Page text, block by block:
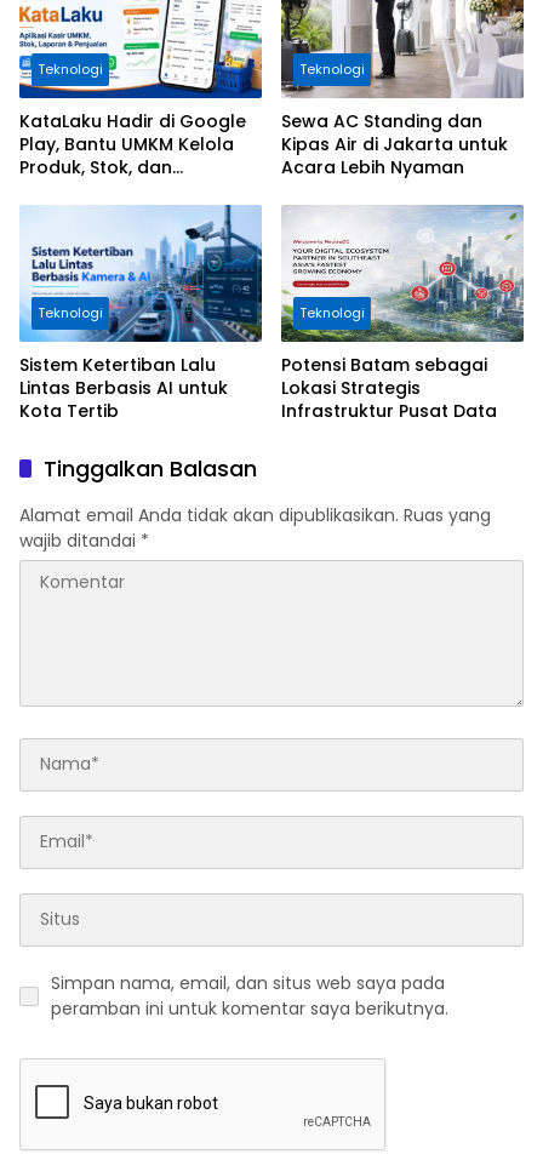
Teknologi
KataLaku Hadir di Google
Play, Bantu UMKM Kelola
Produk, Stok, dan
Teknologi
Sewa AC Standing dan
Kipas Air di Jakarta untuk
Acara Lebih Nyaman
Teknologi
Sistem Ketertiban Lalu
Lintas Berbasis AI untuk
Kota Tertib
Teknologi
Potensi Batam sebagai
Lokasi Strategis
Infrastruktur Pusat Data
Tinggalkan Balasan
Alamat email Anda tidak akan dipublikasikan. Ruas yang
wajib ditandai *
Simpan nama, email, dan situs web saya pada
peramban ini untuk komentar saya berikutnya.